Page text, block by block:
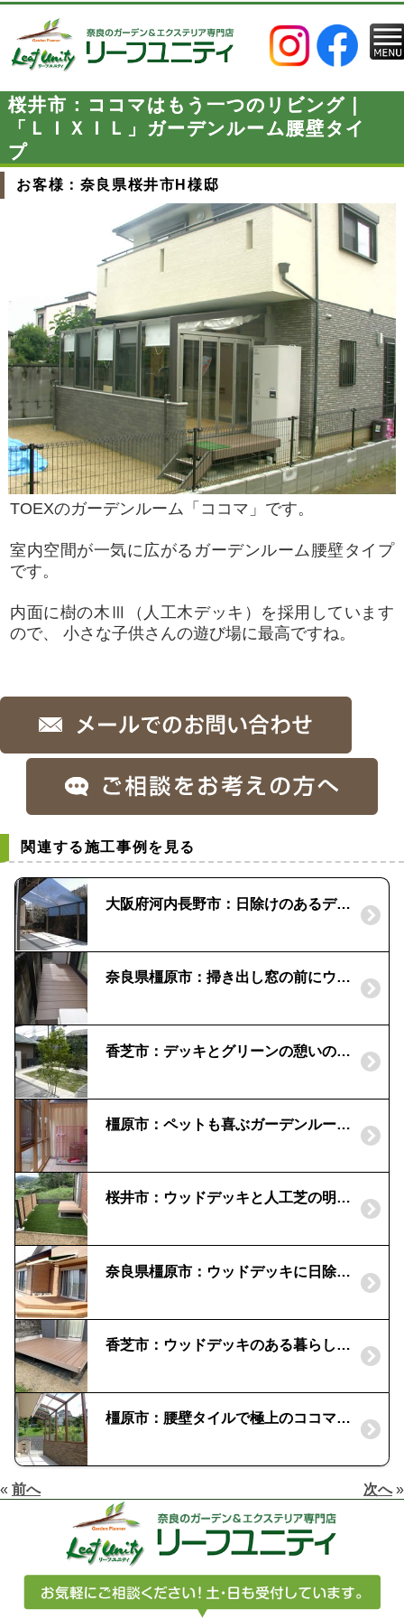
桜井市：ココマはもう一つのリビング｜
「ＬＩＸＩＬ」ガーデンルーム腰壁タイ
プ
お客様：奈良県桜井市H様邸
TOEXのガーデンルーム「ココマ」です。
室内空間が一気に広がるガーデンルーム腰壁タイプ
です。
内面に樹の木Ⅲ（人工木デッキ）を採用しています
ので、 小さな子供さんの遊び場に最高ですね。
関連する施工事例を見る
大阪府河内長野市：日除けのあるデッキ空間｜ラステラとスタイルシェード
奈良県橿原市：掃き出し窓の前にウッドデッキ｜洗濯物干しスペースに
香芝市：デッキとグリーンの憩いの庭｜「三協」ひとと木
橿原市：ペットも喜ぶガーデンルーム｜「ＬＩＸＩＬ」ココマ
桜井市：ウッドデッキと人工芝の明るいお庭
奈良県橿原市：ウッドデッキに日除けを｜天然木材の自由な施工性
香芝市：ウッドデッキのある暮らし｜LIXIL樹ら楽ステージ
橿原市：腰壁タイルで極上のココマに|ラグナロック・デラノクリフⅡ（イナックス）
« 前へ 次へ»